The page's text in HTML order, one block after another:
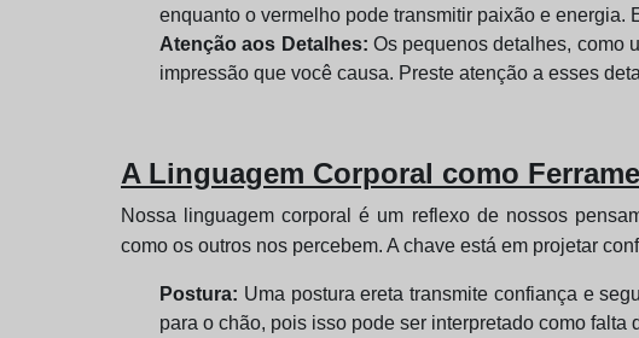
enquanto o vermelho pode transmitir paixão e energia.
Atenção aos Detalhes: Os pequenos detalhes, como
impressão que você causa. Preste atenção a esses
A Linguagem Corporal como
Nossa linguagem corporal é um reflexo de nossos
como os outros nos percebem. A chave está em projetar
Postura: Uma postura ereta transmite confiança e
para o chão, pois isso pode ser interpretado como falta